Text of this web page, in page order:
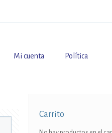
Mi cuenta Política
Carrito